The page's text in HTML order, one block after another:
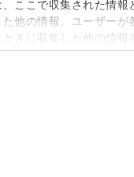
ここで収集された情報
他の情報、ユーザーが
きに収集した他の情報
す。当ウェブサイトの
クッキー)が保存
す。Cookie(クッキー)
撤回したりするにあたっ
情報の取り扱いについ
ル等情報はこ